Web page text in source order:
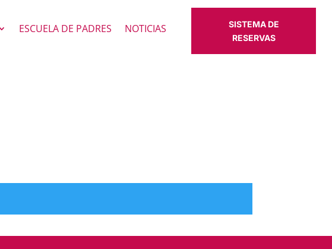
ESCUELA DE PADRES
NOTICIAS
SISTEMA DE
RESERVAS